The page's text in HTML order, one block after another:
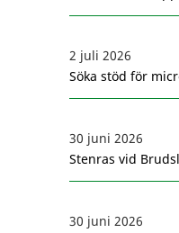
2 juli 2026
Söka stöd för
30 juni 2026
Stenras vid
30 juni 2026